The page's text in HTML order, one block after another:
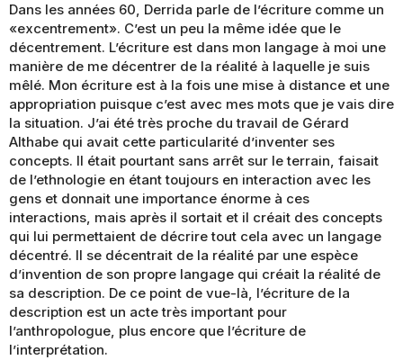
Dans les années 60, Derrida parle de l’écriture comme un
«excentrement». C’est un peu la même idée que le
décentrement. L’écriture est dans mon langage à moi une
manière de me décentrer de la réalité à laquelle je suis
mêlé. Mon écriture est à la fois une mise à distance et une
appropriation puisque c’est avec mes mots que je vais dire
la situation. J’ai été très proche du travail de Gérard
Althabe qui avait cette particularité d’inventer ses
concepts. Il était pourtant sans arrêt sur le terrain, faisait
de l’ethnologie en étant toujours en interaction avec les
gens et donnait une importance énorme à ces
interactions, mais après il sortait et il créait des concepts
qui lui permettaient de décrire tout cela avec un langage
décentré. Il se décentrait de la réalité par une espèce
d’invention de son propre langage qui créait la réalité de
sa description. De ce point de vue-là, l’écriture de la
description est un acte très important pour
l’anthropologue, plus encore que l’écriture de
l’interprétation.